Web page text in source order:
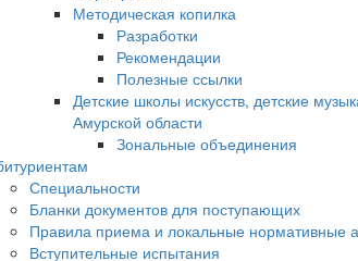
Методическая копилка
Разработки
Рекомендации
Полезные ссылки
Детские школы искусств, детские
Амурской области
Зональные объединения
Специальности
Бланки документов для поступающих
Правила приема и локальные нормативные
Вступительные испытания